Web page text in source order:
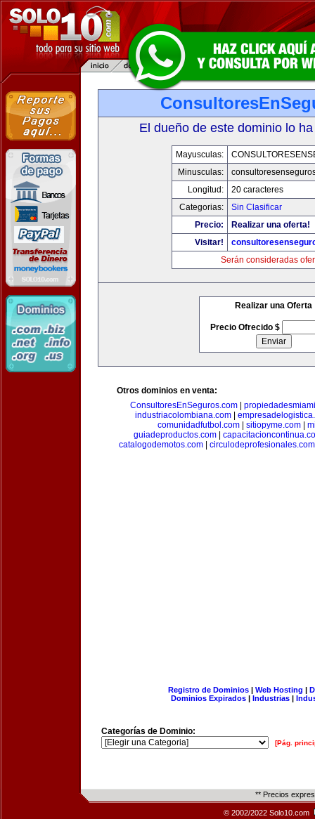
El dueño de este dominio lo
Mayusculas:
Minusculas:
Longitud:
20 caracteres
Categorias:
Sin Clasificar
Precio:
Realizar una oferta!
Visitar!
Serán consideradas
Realizar una Oferta
Precio Ofrecido $
Otros dominios en venta:
ConsultoresEnSeguros.com
industriacolombiana.com|
comunidadfutbol.com| sitiopyme.com|
guiadeproductos.com|
catalogodemotos.com
circulodeprofesionales.com
Registro de Dominios| Web Hosting |
Dominios Expirados | Industrias |
Categorías de Dominio:
[Pág.
** Precios
© 2002/2022 Solo10.com